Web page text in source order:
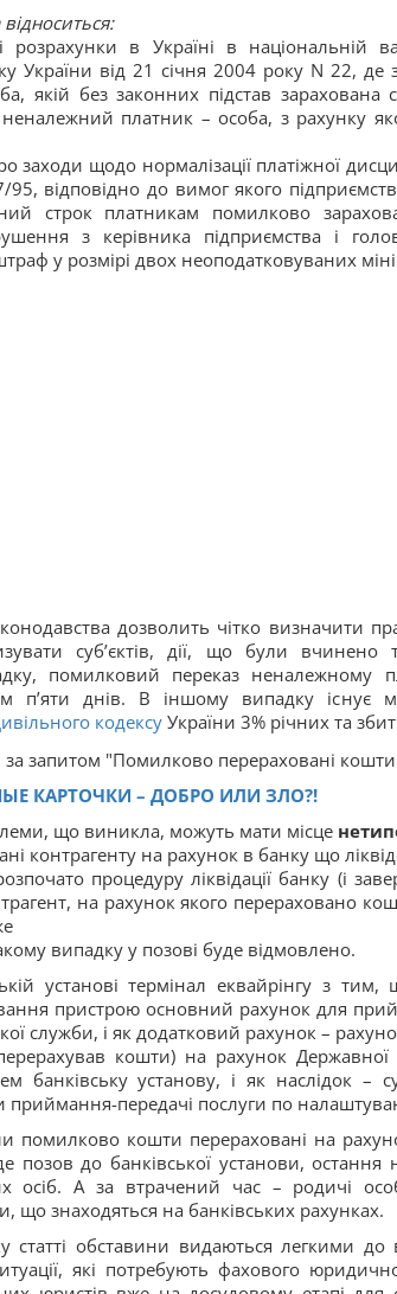
розрахунки в Україні в національній
України від 21 січня 2004 року N 22, де
якій без законних підстав зарахована
неналежний платник – особа, з рахунку
заходи щодо нормалізації платіжної
відповідно до вимог якого
строк платникам помилково
з керівника підприємства і
у розмірі двох неоподатковуваних
дозволить чітко визначити
суб’єктів, дії, що були вчинено
помилковий переказ неналежному
п’яти днів. В іншому випадку існує
кодексуУкраїни 3% річних та
КАРТОЧКИ – ДОБРО ИЛИ ЗЛО?!
що виникла, можуть мати місце
контрагенту на рахунок в банку що
процедуру ліквідації банку (і
на рахунок якого перераховано
випадку у позові буде відмовлено.
установі термінал еквайрінгу з
пристрою основний рахунок для
служби, і як додатковий рахунок –
кошти) на рахунок Державної
банківську установу, і як наслідок –
приймання-передачі послуги по
помилково кошти перераховані на
до банківської установи, остання
осіб. А за втрачений час – родичі
що знаходяться на банківських рахунках.
статті обставини видаються легкими
які потребують фахового